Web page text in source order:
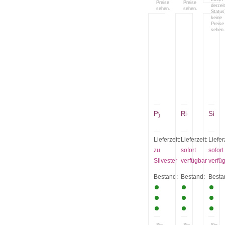
Preise
sehen.
Preise
sehen.
keine
Preise
sehen.
Pyroboter
Lieferzeit:
zu
Silvester
Bestand:
Lieferzeit:
sofort
verfügbar
Bestand:
sofort